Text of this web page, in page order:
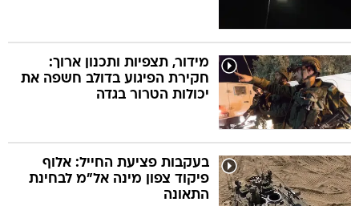
מידור, תצפיות ותכנון ארוך:
חקירת הפיגוע בדולב חשפה את
יכולות הטרור בגדה
בעקבות פציעת החייל: אלוף
פיקוד צפון מינה אל"מ לבחינת
התאונה